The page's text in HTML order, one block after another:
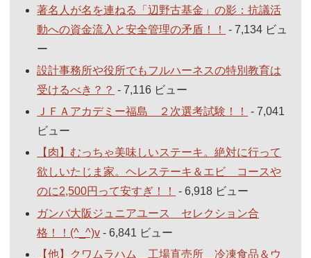
著名人が名を連ねる「辺野古基金」の影：抗議活
動への資金流入と安全管理の矛盾！！
- 7,134 ビュ
ー
設計事務所や役所でもフルハーネスの特別教育は
受けるべき？？ - 7,116 ビュー
ＪＦＡアカデミー福島 ２次選考試験！！
- 7,041
ビュー
【肉】むっちゃ美味しいステーキ。絶対に行って
欲しいたじま家。ヘレステーキ＆エビ コースや
のに2,500円って安すぎ！！
- 6,918 ビュー
ガンバ大阪ジュニアユース セレクション合
格！！(^_^)v - 6,841 ビュー
【他】クワムラハム 工場直売所 冷凍食品＆ウ